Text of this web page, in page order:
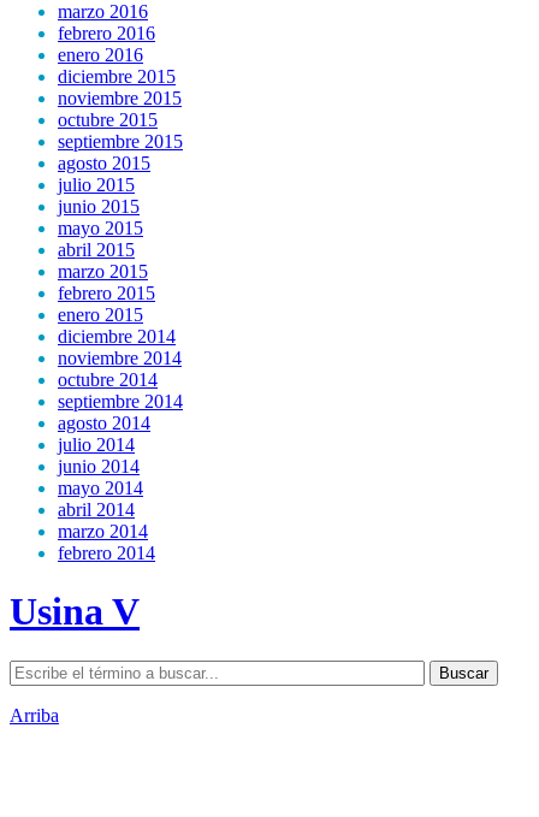
marzo 2016
febrero 2016
enero 2016
diciembre 2015
noviembre 2015
octubre 2015
septiembre 2015
agosto 2015
julio 2015
junio 2015
mayo 2015
abril 2015
marzo 2015
febrero 2015
enero 2015
diciembre 2014
noviembre 2014
octubre 2014
septiembre 2014
agosto 2014
julio 2014
junio 2014
mayo 2014
abril 2014
marzo 2014
febrero 2014
Usina V
Arriba